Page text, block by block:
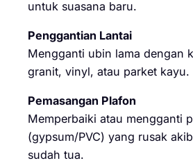
untuk suasana baru.
Penggantian Lantai
Mengganti ubin lama dengan
granit, vinyl, atau parket kayu.
Pemasangan Plafon
Memperbaiki atau mengganti
(gypsum/PVC) yang rusak
sudah tua.